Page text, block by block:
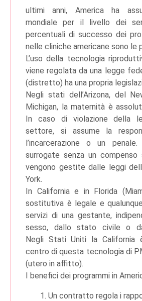
ultimi anni, America ha
mondiale per il livello dei
percentuali di successo dei
nelle cliniche americane sono le
L’uso della tecnologia
viene regolata da una legge
(distretto) ha una propria
Negli stati dell’Arizona, del
Michigan, la maternità è
In caso di violazione della
settore, si assume la
l’incarcerazione o un
surrogate senza un compenso
vengono gestite dalle leggi
York.
In California e in Florida
sostitutiva è legale e
servizi di una gestante,
sesso, dallo stato civile o
Negli Stati Uniti la California
centro di questa tecnologia di
(utero in affitto).
I benefici dei programmi in
Un contratto regola i